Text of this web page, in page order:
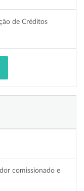
de Créditos
comissionado e